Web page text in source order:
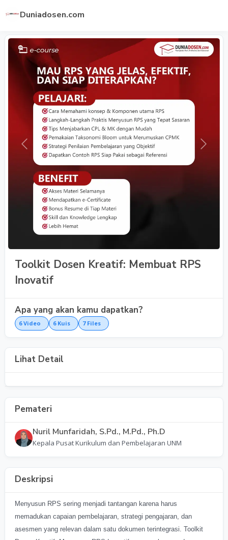
Duniadosen.com
Previous Next
Toolkit Dosen Kreatif: Membuat RPS
Inovatif
Apa yang akan kamu dapatkan?
6 Video 6 Kuis 7 Files
Lihat Detail
Pemateri
Nuril Munfaridah, S.Pd., M.Pd., Ph.D
Kepala Pusat Kurikulum dan Pembelajaran UNM
Deskripsi
Menyusun RPS sering menjadi tantangan karena harus
memadukan capaian pembelajaran, strategi pengajaran, dan
asesmen yang relevan dalam satu dokumen terintegrasi. Toolkit